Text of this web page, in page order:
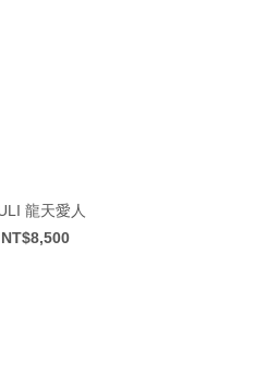
龍天愛人
NT$8,500